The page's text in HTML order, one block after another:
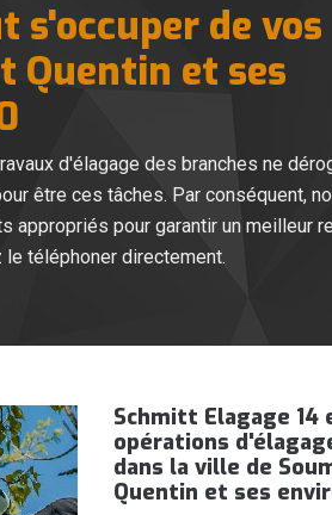
s'occuper de vos
Quentin et ses
d'élagage des branches ne
être ces tâches. Par conséquent,
appropriés pour garantir un meilleur
téléphoner directement.
Schmitt Elagage 14
opérations
dans la ville de
Quentin et ses